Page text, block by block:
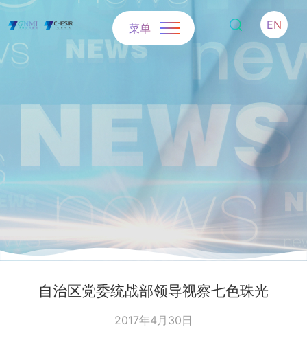
EN
菜单
自治区党委统战部领导视察七色珠光
2017年4月30日